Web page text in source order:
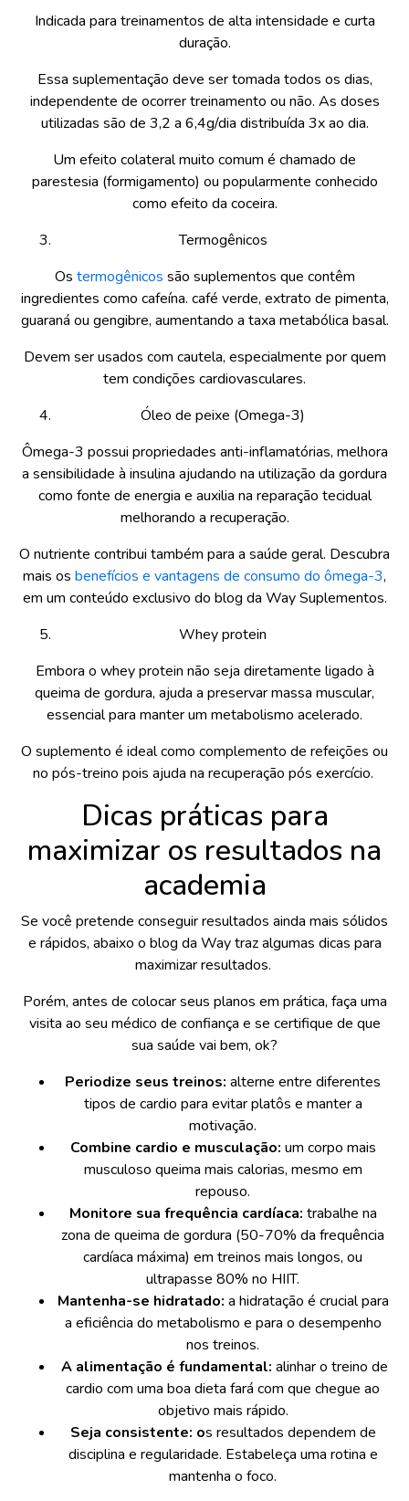
Indicada para treinamentos de alta intensidade e curta
duração.
Essa suplementação deve ser tomada todos os dias,
independente de ocorrer treinamento ou não. As doses
utilizadas são de 3,2 a 6,4g/dia distribuída 3x ao dia.
Um efeito colateral muito comum é chamado de
parestesia (formigamento) ou popularmente conhecido
como efeito da coceira.
Termogênicos
Os termogênicos são suplementos que contêm
ingredientes como cafeína. café verde, extrato de pimenta,
guaraná ou gengibre, aumentando a taxa metabólica basal.
Devem ser usados com cautela, especialmente por quem
tem condições cardiovasculares.
Óleo de peixe (Omega-3)
Ômega-3 possui propriedades anti-inflamatórias, melhora
a sensibilidade à insulina ajudando na utilização da gordura
como fonte de energia e auxilia na reparação tecidual
melhorando a recuperação.
O nutriente contribui também para a saúde geral. Descubra
mais os benefícios e vantagens de consumo do ômega-3,
em um conteúdo exclusivo do blog da Way Suplementos.
Whey protein
Embora o whey protein não seja diretamente ligado à
queima de gordura, ajuda a preservar massa muscular,
essencial para manter um metabolismo acelerado.
O suplemento é ideal como complemento de refeições ou
no pós-treino pois ajuda na recuperação pós exercício.
Dicas práticas para
maximizar os resultados na
academia
Se você pretende conseguir resultados ainda mais sólidos
e rápidos, abaixo o blog da Way traz algumas dicas para
maximizar resultados.
Porém, antes de colocar seus planos em prática, faça uma
visita ao seu médico de confiança e se certifique de que
sua saúde vai bem, ok?
Periodize seus treinos: alterne entre diferentes
tipos de cardio para evitar platôs e manter a
motivação.
Combine cardio e musculação: um corpo mais
musculoso queima mais calorias, mesmo em
repouso.
Monitore sua frequência cardíaca: trabalhe na
zona de queima de gordura (50-70% da frequência
cardíaca máxima) em treinos mais longos, ou
ultrapasse 80% no HIIT.
Mantenha-se hidratado: a hidratação é crucial para
a eficiência do metabolismo e para o desempenho
nos treinos.
A alimentação é fundamental: alinhar o treino de
cardio com uma boa dieta fará com que chegue ao
objetivo mais rápido.
Seja consistente: os resultados dependem de
disciplina e regularidade. Estabeleça uma rotina e
mantenha o foco.